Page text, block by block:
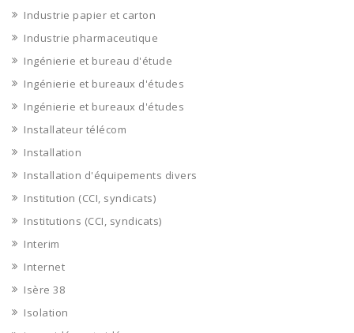
Industrie papier et carton
Industrie pharmaceutique
Ingénierie et bureau d'étude
Ingénierie et bureaux d'études
Ingénierie et bureaux d'études
Installateur télécom
Installation
Installation d'équipements divers
Institution (CCI, syndicats)
Institutions (CCI, syndicats)
Interim
Internet
Isère 38
Isolation